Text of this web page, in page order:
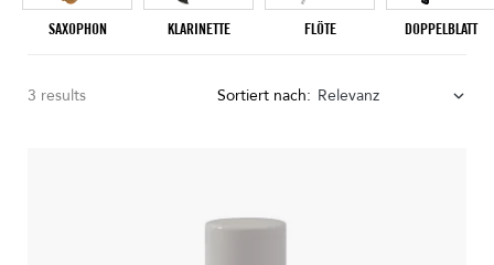
SAXOPHON KLARINETTE FLÖTE DOPPELBLATT
3 results Sortiert nach: Relevanz